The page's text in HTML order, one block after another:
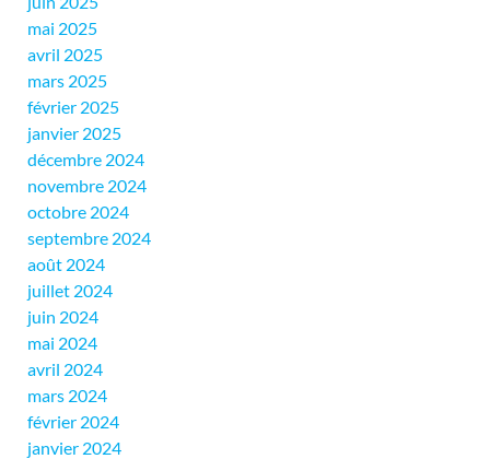
mai 2025
avril 2025
mars 2025
février 2025
janvier 2025
décembre 2024
novembre 2024
octobre 2024
septembre 2024
août 2024
juillet 2024
juin 2024
mai 2024
avril 2024
mars 2024
février 2024
janvier 2024